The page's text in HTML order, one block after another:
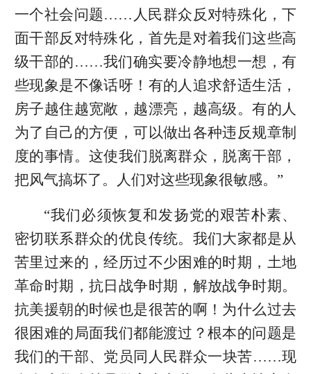
一个社会问题……人民群众反对特殊化，下
面干部反对特殊化，首先是对着我们这些高
级干部的……我们确实要冷静地想一想，有
些现象是不像话呀！有的人追求舒适生活，
房子越住越宽敞，越漂亮，越高级。有的人
为了自己的方便，可以做出各种违反规章制
度的事情。这使我们脱离群众，脱离干部，
把风气搞坏了。人们对这些现象很敏感。”
“我们必须恢复和发扬党的艰苦朴素、
密切联系群众的优良传统。我们大家都是从
苦里过来的，经历过不少困难的时期，土地
革命时期，抗日战争时期，解放战争时期。
抗美援朝的时候也是很苦的啊！为什么过去
很困难的局面我们都能渡过？根本的问题是
我们的干部、党员同人民群众一块苦……现